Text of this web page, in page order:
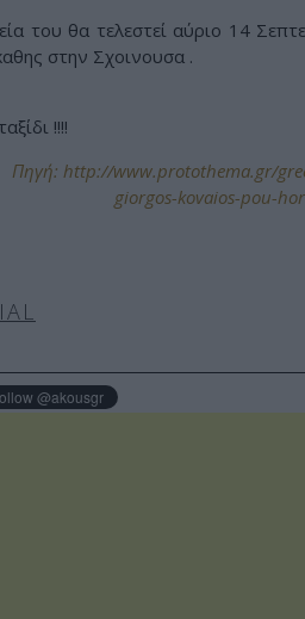
του θα τελεστεί αύριο 14
στην Σχοινουσα .
!!!!
Πηγή: http://www.protothema.gr/
giorgos-kovaios-pou-